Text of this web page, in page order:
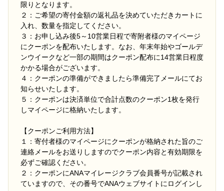
限りとなります。
２：ご希望の寄付金額の返礼品を決めていただきカートに
入れ、数量を指定してください。
３：お申し込み後5～10営業日程で寄附者様のマイページ
にクーポンを配布いたします。なお、年末年始やゴールデ
ンウイークなど一部の期間はクーポン配布に14営業日程度
かかる場合がございます。
４：クーポンの準備ができましたら準備完了メールにてお
知らせいたします。
５：クーポンは決済単位で合計点数のクーポン1枚を発行
しマイページに格納いたします。
【クーポンご利用方法】
１：寄付者様のマイページにクーポンが格納された旨のご
連絡メールをお送りしますのでクーポン内容と有効期限を
必ずご確認ください。
２：クーポンにANAマイレージクラブ会員番号が記載され
ていますので、その番号でANAウェブサイトにログインし